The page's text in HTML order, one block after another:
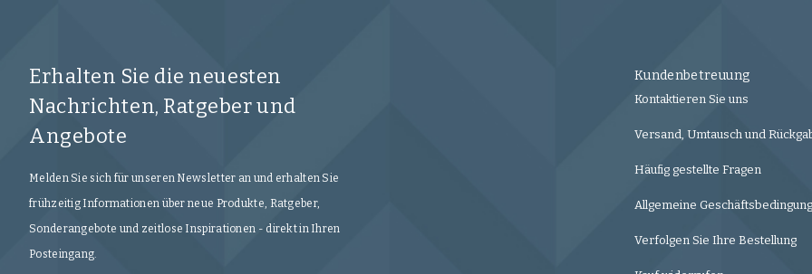
Erhalten Sie die neuesten
Nachrichten, Ratgeber und
Angebote
Melden Sie sich für unseren Newsletter an und erhalten Sie
frühzeitig Informationen über neue Produkte, Ratgeber,
Sonderangebote und zeitlose Inspirationen - direkt in Ihren
Posteingang.
Kundenbetreuung
Kontaktieren Sie uns
Versand, Umtausch und
Häufig gestellte Fragen
Allgemeine
Verfolgen Sie Ihre Bestellung